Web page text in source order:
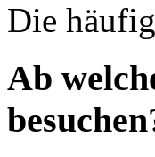
Die
Ab